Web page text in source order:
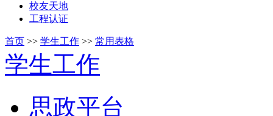
校友天地
工程认证
首页 >> 学生工作 >> 常用表格
学生工作
思政平台